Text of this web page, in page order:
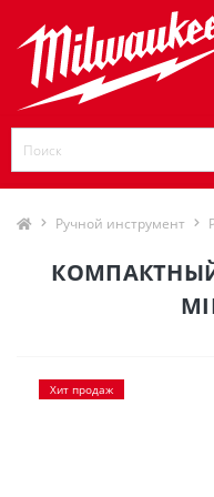
Ручной инструмент
Хит продаж